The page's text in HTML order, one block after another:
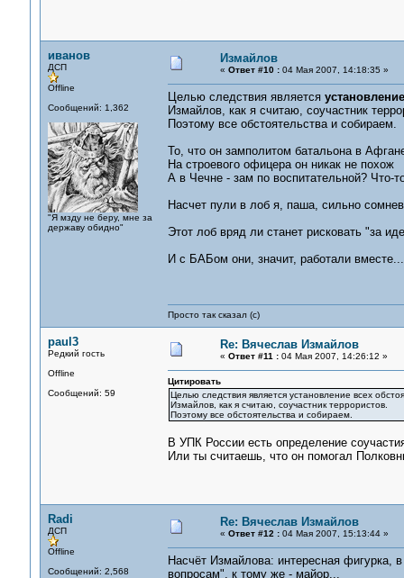
иванов
ДСП
Offline
Сообщений: 1,362
"Я мзду не беру, мне за
державу обидно"
Измайлов
« Ответ #10 :04 Мая 2007, 14:18:35 »
Целью следствия является
Измайлов, как я считаю, соучастник
Поэтому все обстоятельства и собираем.
То, что он замполитом батальона в
На строевого офицера он никак не похож
А в Чечне - зам по воспитательной? Что-
Насчет пули в лоб я, паша, сильно
Этот лоб вряд ли станет рисковать "за
И с БАБом они, значит, работали
Просто так сказал (с)
paul3
Редкий гость
Offline
Сообщений: 59
Re: Вячеслав Измайлов
« Ответ #11 :04 Мая 2007, 14:26:12 »
Цитировать
Целью следствия является установление всех
Измайлов, как я считаю, соучастник террористов.
Поэтому все обстоятельства и собираем.
В УПК России есть определение
Или ты считаешь, что он помогал
Radi
ДСП
Offline
Сообщений: 2,568
Re: Вячеслав Измайлов
« Ответ #12 :04 Мая 2007, 15:13:44 »
Насчёт Измайлова: интересная фигурка,
вопросам", к тому же - майор...